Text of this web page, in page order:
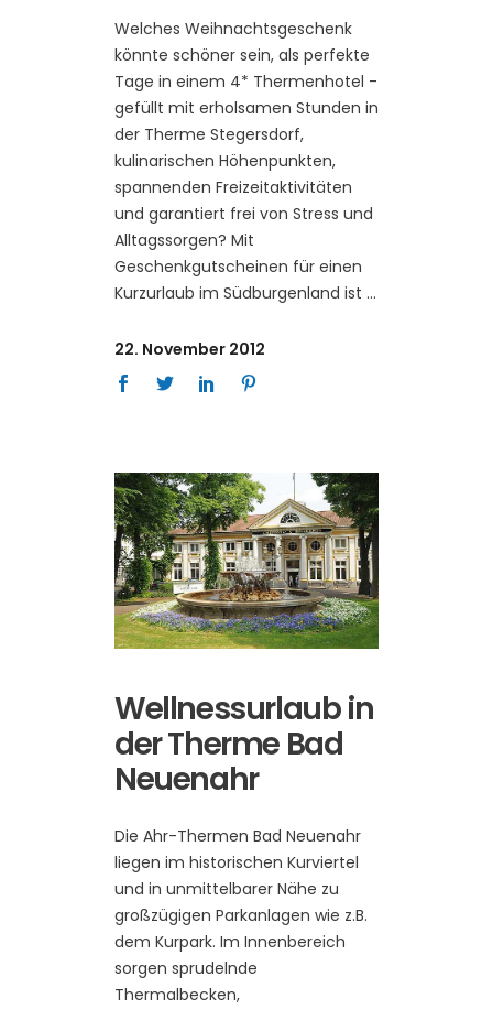
Welches Weihnachtsgeschenk
könnte schöner sein, als perfekte
Tage in einem 4* Thermenhotel -
gefüllt mit erholsamen Stunden in
der Therme Stegersdorf,
kulinarischen Höhenpunkten,
spannenden Freizeitaktivitäten
und garantiert frei von Stress und
Alltagssorgen? Mit
Geschenkgutscheinen für einen
Kurzurlaub im Südburgenland ist
22. November 2012
Wellnessurlaub in
der Therme Bad
Neuenahr
Die Ahr-Thermen Bad Neuenahr
liegen im historischen Kurviertel
und in unmittelbarer Nähe zu
großzügigen Parkanlagen wie z.B.
dem Kurpark. Im Innenbereich
sorgen sprudelnde
Thermalbecken,